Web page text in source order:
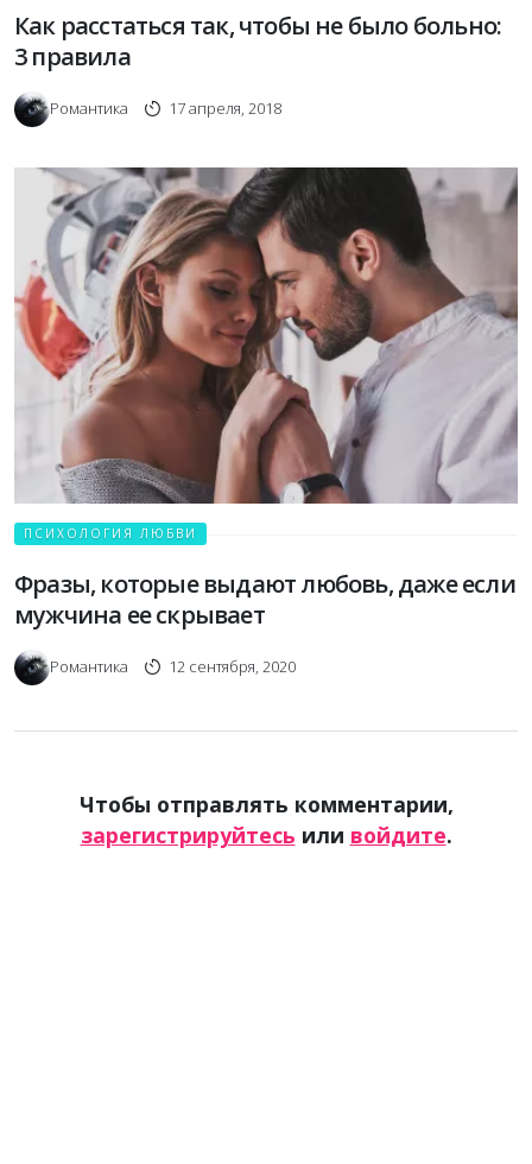
Как расстаться так, чтобы не было больно:
3 правила
Романтика 17 апреля, 2018
ПСИХОЛОГИЯ ЛЮБВИ
Фразы, которые выдают любовь, даже если
мужчина ее скрывает
Романтика 12 сентября, 2020
Чтобы отправлять комментарии,
зарегистрируйтесь или войдите.